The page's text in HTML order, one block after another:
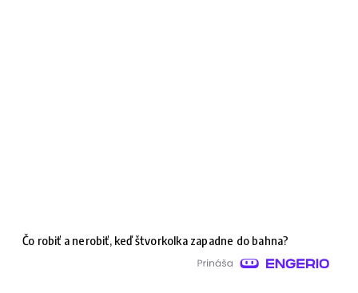
Čo robiť a nerobiť, keď štvorkolka zapadne do bahna?